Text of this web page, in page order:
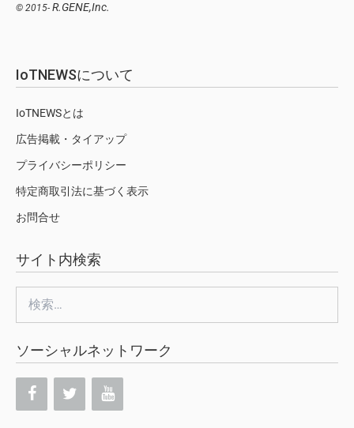
© 2015- R.GENE,Inc.
IoTNEWSについて
IoTNEWSとは
広告掲載・タイアップ
プライバシーポリシー
特定商取引法に基づく表示
お問合せ
サイト内検索
索:
ソーシャルネットワーク